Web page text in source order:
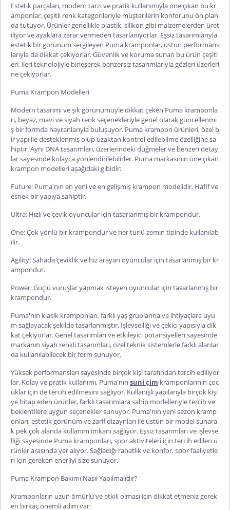
Estetik parçaları, modern tarzı ve pratik kullanımıyla öne çıkan bu kr
amponlar, çeşitli renk kategorileriyle müşterilerin konforunu ön plan
da tutuyor. Ürünler genellikle plastik, silikon gibi malzemelerden üret
iliyor ve ayaklara zarar vermeden tasarlanıyorlar. Eşsiz tasarımlarıyla
estetik bir görünüm sergileyen Puma kramponlar, üstün performans
larıyla da dikkat çekiyorlar. Güvenlik ve koruma sunan bu ürün çeşitl
eri, ileri teknolojiyle birleşerek benzersiz tasarımlarıyla gözleri üzerleri
ne çekiyorlar.
Puma Krampon Modelleri
Modern tasarımı ve şık görünümüyle dikkat çeken Puma kramponla
rı, beyaz, mavi ve siyah renk seçenekleriyle genel olarak güncellenmi
ş bir formda hayranlarıyla buluşuyor. Puma krampon ürünleri, özel b
ir yapı ile desteklenmiş olup uzaktan kontrol edilebilme özelliğine sa
hiptir. Aynı DNA tasarımları, üzerlerindeki düğmeler ve benzeri detay
lar sayesinde kolayca yönlendirilebilirler. Puma markasının öne çıkan
krampon modelleri aşağıdaki gibidir:
Future: Puma'nın en yeni ve en gelişmiş krampon modelidir. Hafif ve
esnek bir yapıya sahiptir.
Ultra: Hızlı ve çevik oyuncular için tasarlanmış bir krampondur.
One: Çok yönlü bir krampondur ve her türlü zemin tipinde kullanılab
ilir.
Agility: Sahada çeviklik ve hız arayan oyuncular için tasarlanmış bir kr
ampondur.
Power: Güçlü vuruşlar yapmak isteyen oyuncular için tasarlanmış bir
krampondur.
Puma'nın klasik kramponları, farklı yaş gruplarına ve ihtiyaçlara uyu
m sağlayacak şekilde tasarlanmıştır. İşlevselliği ve çekici yapısıyla dik
kat çekiyorlar. Genel tasarımları ve etkileyici potansiyelleri sayesinde
markanın siyah renkli tasarımları, özel teknik sistemlerle farklı alanlar
da kullanılabilecek bir form sunuyor.
Yüksek performansları sayesinde birçok kişi tarafından tercih ediliyor
lar. Kolay ve pratik kullanımı, Puma'nın suni çim kramponlarının çoc
uklar için de tercih edilmesini sağlıyor. Kullanışlı yapılarıyla birçok kişi
ye hitap eden ürünler, farklı tasarımlara sahip modelleriyle tercih ve
beklentilere uygun seçenekler sunuyor. Puma'nın yeni sezon kramp
onları, estetik görünüm ve zarif dizaynları ile üstün bir model sunara
k pek çok alanda kullanım imkanı sağlıyor. Eşsiz tasarımları ve işlevse
lliği sayesinde Puma kramponları, spor aktiviteleri için tercih edilen ü
rünler arasında yer alıyor. Sağladığı rahatlık ve konfor, spor faaliyetle
ri için gereken enerjiyi size sunuyor.
Puma Krampon Bakımı Nasıl Yapılmalıdır?
Kramponların uzun ömürlü ve etkili olması için dikkat etmeniz gerek
en birkaç önemli adım var: